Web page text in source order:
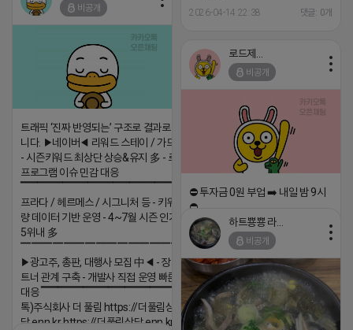
2026-04-14 22:38 댓글: 0개
비공개
트래픽 ‘진짜 반영되는’ 구조로 결과로 보여드립
니다. ▶네이버◀ 리워드 스테이 / 가드 / 자몽 등
- 시즌키워드 최상단 상승&유지 多 - 로직변화,
프로그램 이슈 민감 대응
▔▔▔▔▔▔▔▔▔▔▔▔▔▔▔▔▔▔ ▶쿠팡◀
프라다 / 헤르메스 / 시그니처 등 - 키워드 검색
량 데이터 기반 운영 - 4~7월 시즌 인기 키워드
5위내 多
▔▔▔▔▔▔▔▔▔▔▔▔▔▔▔▔▔▔
▶광고주, 총판, 대행사 모집 中◀ - 장기 협업 파
트너 관계 구축 - 개발사 직접 운영 빠른 피드백
대응 ▔▔▔▔▔▔▔▔▔▔▔▔▔▔▔▔▔▔ (카
톡)주식회사 더 풀림 https://더풀림상
담.enn.kr https://더풀림상담.enn.kr
비공개
⛔️ 투자금 0원 부업 ➡️ 내일 밤 9시
⛔️
2026-04-18 17:23
하트뿅뿅 라이언
비공개